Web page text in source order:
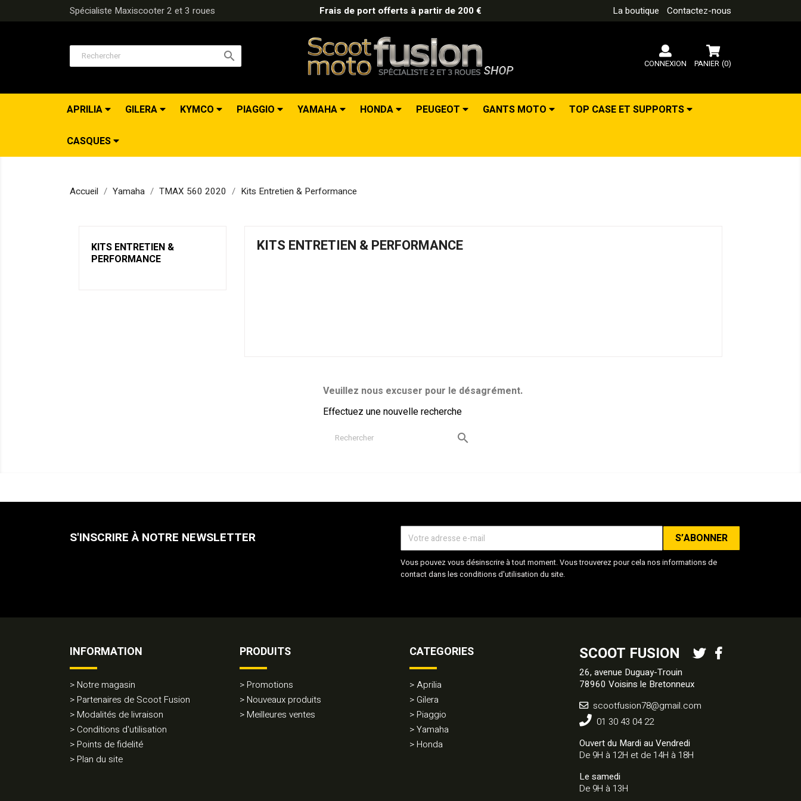
Spécialiste Maxiscooter 2 et 3 roues Frais de port offerts à partir de 200 € La boutique Contactez-nous

PANIER (0)
CONNEXION
APRILIA GILERA KYMCO PIAGGIO YAMAHA HONDA PEUGEOT GANTS MOTO TOP CASE ET SUPPORTS
CASQUES
Accueil Yamaha TMAX 560 2020 Kits Entretien & Performance
KITS ENTRETIEN &
PERFORMANCE
KITS ENTRETIEN & PERFORMANCE
Veuillez nous excuser pour le désagrément.
Effectuez une nouvelle recherche

S'INSCRIRE À NOTRE NEWSLETTER
Vous pouvez vous désinscrire à tout moment. Vous trouverez pour cela nos informations de
contact dans les conditions d'utilisation du site.
INFORMATION
Notre magasin
Partenaires de Scoot Fusion
Modalités de livraison
Conditions d'utilisation
Points de fidelité
Plan du site
PRODUITS
Promotions
Nouveaux produits
Meilleures ventes
CATEGORIES
Aprilia
Gilera
Piaggio
Yamaha
Honda
SCOOT FUSION
26, avenue Duguay-Trouin
78960 Voisins le Bretonneux
scootfusion78@gmail.com
01 30 43 04 22
Ouvert du Mardi au Vendredi
De 9H à 12H et de 14H à 18H
Le samedi
De 9H à 13H